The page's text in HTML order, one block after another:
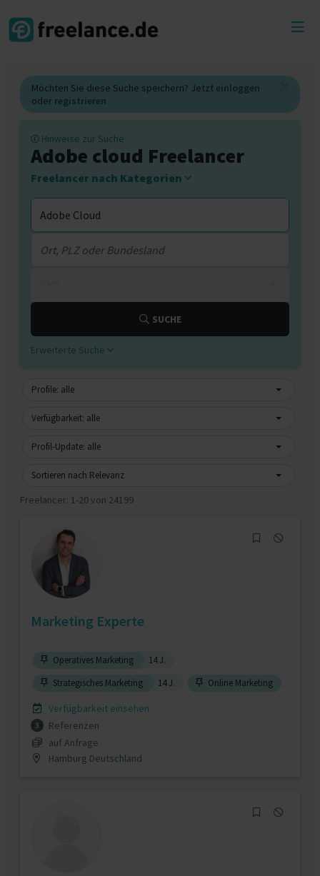
Möchten Sie diese Suche speichern? Jetzt einloggen
oder registrieren
Hinweise zur Suche
Adobe cloud Freelancer
Freelancer nach Kategorien
SUCHE
Erweiterte Suche
Profile: alle
Verfügbarkeit: alle
Profil-Update: alle
Sortieren nach Relevanz
Freelancer: 1-20 von 24199
Marketing Experte
Operatives Marketing
14 J.
Strategisches Marketing
14 J. Online Marketing
Verfügbarkeit einsehen
3
Referenzen
auf Anfrage
Hamburg Deutschland